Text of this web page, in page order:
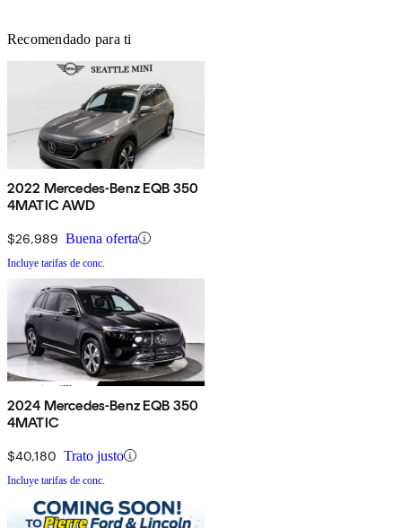
Recomendado para ti
2022 Mercedes-Benz EQB 350
4MATIC AWD
$26,989 Buena oferta
Incluye tarifas de conc.
2024 Mercedes-Benz EQB 350
4MATIC
$40,180 Trato justo
Incluye tarifas de conc.